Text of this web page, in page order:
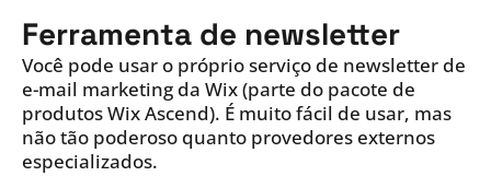
Ferramenta de newsletter
Você pode usar o próprio serviço de newsletter de
e-mail marketing da Wix (parte do pacote de
produtos Wix Ascend). É muito fácil de usar, mas
não tão poderoso quanto provedores externos
especializados.